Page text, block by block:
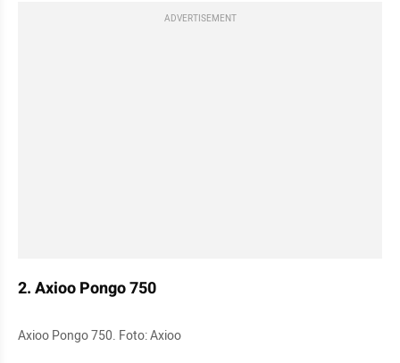
ADVERTISEMENT
2. Axioo Pongo 750
Axioo Pongo 750. Foto: Axioo